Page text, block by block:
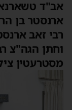
אב"ד
ארנסטר בן
רבי זאב
וחתן הגה"צ
מסטרעטין